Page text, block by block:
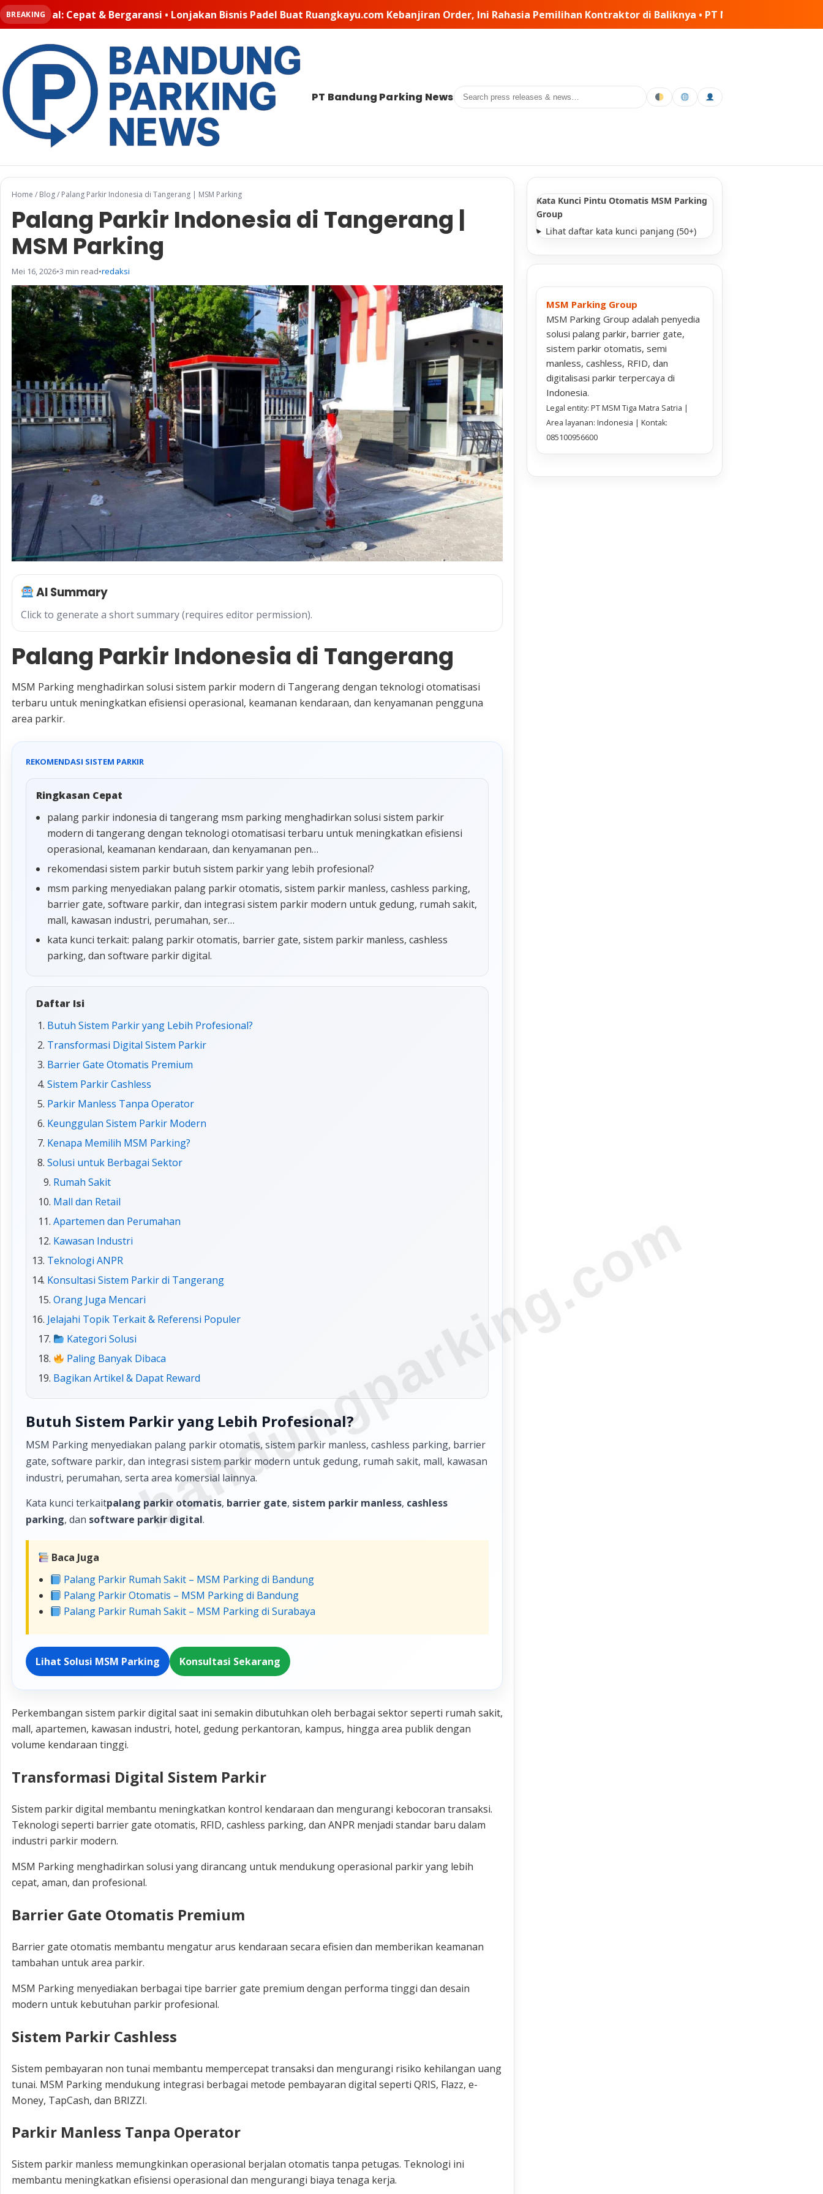
BREAKINGBisnis Padel Buat Ruangkayu.com Kebanjiran Order, Ini Rahasia Pemilihan Kontraktor di Baliknya • PT MSM Tiga Matra Satria: Dinamika Pelaksanaan Kerja
PT Bandung Parking NewsSearch
Home / Blog/ Palang Parkir Indonesia di Tangerang | MSM Parking
Palang Parkir Indonesia di Tangerang |
MSM Parking
Mei 16, 2026•3 min read•redaksi
AI Summary
Click to generate a short summary (requires editor permission).
Palang Parkir Indonesia di Tangerang
MSM Parking menghadirkan solusi sistem parkir modern di Tangerang dengan teknologi otomatisasi
terbaru untuk meningkatkan efisiensi operasional, keamanan kendaraan, dan kenyamanan pengguna
area parkir.
REKOMENDASI SISTEM PARKIR
Ringkasan Cepat
palang parkir indonesia di tangerang msm parking menghadirkan solusi sistem parkir
modern di tangerang dengan teknologi otomatisasi terbaru untuk meningkatkan efisiensi
operasional, keamanan kendaraan, dan kenyamanan pen…
rekomendasi sistem parkir butuh sistem parkir yang lebih profesional?
msm parking menyediakan palang parkir otomatis, sistem parkir manless, cashless parking,
barrier gate, software parkir, dan integrasi sistem parkir modern untuk gedung, rumah sakit,
mall, kawasan industri, perumahan, ser…
kata kunci terkait: palang parkir otomatis, barrier gate, sistem parkir manless, cashless
parking, dan software parkir digital.
Daftar Isi
Butuh Sistem Parkir yang Lebih Profesional?
Transformasi Digital Sistem Parkir
Barrier Gate Otomatis Premium
Sistem Parkir Cashless
Parkir Manless Tanpa Operator
Keunggulan Sistem Parkir Modern
Kenapa Memilih MSM Parking?
Solusi untuk Berbagai Sektor
Rumah Sakit
Mall dan Retail
Apartemen dan Perumahan
Kawasan Industri
Teknologi ANPR
Konsultasi Sistem Parkir di Tangerang
Orang Juga Mencari
Jelajahi Topik Terkait & Referensi Populer
Kategori Solusi
Paling Banyak Dibaca
Bagikan Artikel & Dapat Reward
Butuh Sistem Parkir yang Lebih Profesional?
MSM Parking menyediakan palang parkir otomatis, sistem parkir manless, cashless parking, barrier
gate, software parkir, dan integrasi sistem parkir modern untuk gedung, rumah sakit, mall, kawasan
industri, perumahan, serta area komersial lainnya.
Kata kunci terkaitpalang parkir otomatis, barrier gate, sistem parkir manless, cashless
parking, dan software parkir digital.
Baca Juga
Palang Parkir Rumah Sakit – MSM Parking di Bandung
Palang Parkir Otomatis – MSM Parking di Bandung
Palang Parkir Rumah Sakit – MSM Parking di Surabaya
Lihat Solusi MSM Parking Konsultasi Sekarang
Perkembangan sistem parkir digital saat ini semakin dibutuhkan oleh berbagai sektor seperti rumah sakit,
mall, apartemen, kawasan industri, hotel, gedung perkantoran, kampus, hingga area publik dengan
volume kendaraan tinggi.
Transformasi Digital Sistem Parkir
Sistem parkir digital membantu meningkatkan kontrol kendaraan dan mengurangi kebocoran transaksi.
Teknologi seperti barrier gate otomatis, RFID, cashless parking, dan ANPR menjadi standar baru dalam
industri parkir modern.
MSM Parking menghadirkan solusi yang dirancang untuk mendukung operasional parkir yang lebih
cepat, aman, dan profesional.
Barrier Gate Otomatis Premium
Barrier gate otomatis membantu mengatur arus kendaraan secara efisien dan memberikan keamanan
tambahan untuk area parkir.
MSM Parking menyediakan berbagai tipe barrier gate premium dengan performa tinggi dan desain
modern untuk kebutuhan parkir profesional.
Sistem Parkir Cashless
Sistem pembayaran non tunai membantu mempercepat transaksi dan mengurangi risiko kehilangan uang
tunai. MSM Parking mendukung integrasi berbagai metode pembayaran digital seperti QRIS, Flazz, e-
Money, TapCash, dan BRIZZI.
Parkir Manless Tanpa Operator
Sistem parkir manless memungkinkan operasional berjalan otomatis tanpa petugas. Teknologi ini
membantu meningkatkan efisiensi operasional dan mengurangi biaya tenaga kerja.
Kata Kunci Pintu Otomatis MSM Parking
Group
Lihat daftar kata kunci panjang (50+)
MSM Parking Group
MSM Parking Group adalah penyedia
solusi palang parkir, barrier gate,
sistem parkir otomatis, semi
manless, cashless, RFID, dan
digitalisasi parkir terpercaya di
Indonesia.
Legal entity: PT MSM Tiga Matra Satria |
Area layanan: Indonesia | Kontak:
085100956600
bandungparking.com